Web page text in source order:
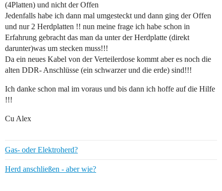
(4Platten) und nicht der Offen
Jedenfalls habe ich dann mal umgesteckt und dann ging der Offen
und nur 2 Herdplatten !! nun meine frage ich habe schon in
Erfahrung gebracht das man da unter der Herdplatte (direkt
darunter)was um stecken muss!!!
Da ein neues Kabel von der Verteilerdose kommt aber es noch die
alten DDR- Anschlüsse (ein schwarzer und die erde) sind!!!
Ich danke schon mal im voraus und bis dann ich hoffe auf die Hilfe
!!!
Cu Alex
Gas- oder Elektroherd?
Herd anschließen - aber wie?